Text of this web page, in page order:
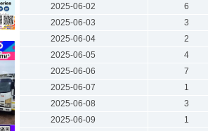
2025-06-02
6
2025-06-03
3
2025-06-04
2
2025-06-05
4
2025-06-06
7
2025-06-07
1
2025-06-08
3
2025-06-09
1